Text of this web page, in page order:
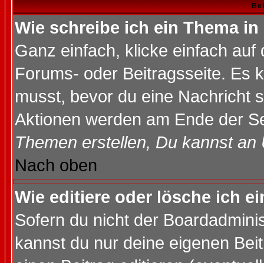
Wie schreibe ich ein Thema
Ganz einfach, klicke einfach
Forums- oder Beitragsseite. Es
musst, bevor du eine Nachricht
Aktionen werden am Ende der
Themen erstellen, Du kannst
Nach oben
Wie editiere oder lösche ich
Sofern du nicht der
kannst du nur deine eigenen